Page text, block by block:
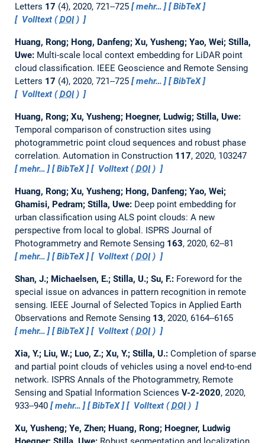
Letters 17 (4), 2020, 721--725 mehr…
BibTeX
Volltext (DOI)
Huang, Rong; Hong, Danfeng; Xu, Yusheng; Yao, Wei; Stilla,
Uwe: Multi-scale local context embedding for LiDAR point
cloud classification. IEEE Geoscience and Remote Sensing
Letters 17 (4), 2020, 721--725 mehr…
BibTeX
Volltext (DOI)
Huang, Rong; Xu, Yusheng; Hoegner, Ludwig; Stilla, Uwe:
Temporal comparison of construction sites using
photogrammetric point cloud sequences and robust phase
correlation. Automation in Construction 117, 2020, 103247
mehr…
BibTeX Volltext (DOI)
Huang, Rong; Xu, Yusheng; Hong, Danfeng; Yao, Wei;
Ghamisi, Pedram; Stilla, Uwe: Deep point embedding for
urban classification using ALS point clouds: A new
perspective from local to global. ISPRS Journal of
Photogrammetry and Remote Sensing 163, 2020, 62--81
mehr…
BibTeX Volltext (DOI)
Shan, J.; Michaelsen, E.; Stilla, U.; Su, F.: Foreword for the
special issue on advances in pattern recognition in remote
sensing. IEEE Journal of Selected Topics in Applied Earth
Observations and Remote Sensing 13, 2020, 6164--6165
mehr…
BibTeX Volltext (DOI)
Xia, Y.; Liu, W.; Luo, Z.; Xu, Y.; Stilla, U.: Completion of sparse
and partial point clouds of vehicles using a novel end-to-end
network. ISPRS Annals of the Photogrammetry, Remote
Sensing and Spatial Information Sciences V-2-2020, 2020,
933--940
mehr… BibTeX Volltext (DOI)
Xu, Yusheng; Ye, Zhen; Huang, Rong; Hoegner, Ludwig